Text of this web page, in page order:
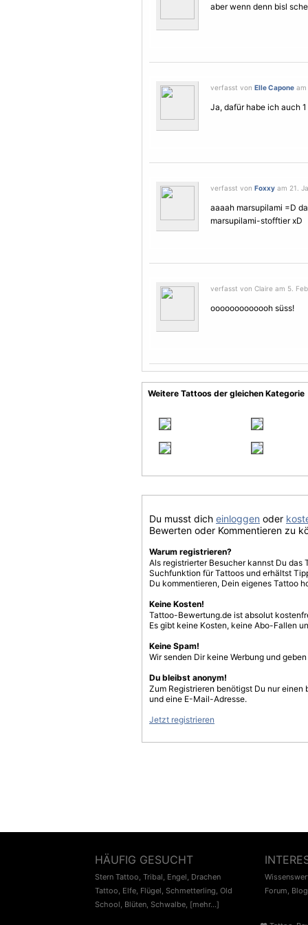
aber wenn denn bisl
verfasst von Elle Capone am
Ja, dafür habe ich auch
verfasst von Foxxy am 21.
aaaah marsupilami =D
marsupilami-stofftier xD
verfasst von Claire am 5.
ooooooooooooh süss!
Weitere Tattoos der gleichen Kategorie
Du musst dich einloggen oder
Bewerten oder Kommentieren zu
Warum registrieren?
Als registrierter Besucher kannst Du
Suchfunktion für Tattoos und erhältst
Du kommentieren, Dein eigenes Tattoo
Keine Kosten!
Tattoo-Bewertung.de ist absolut
Es gibt keine Kosten, keine Abo-Fallen
Keine Spam!
Wir senden Dir keine Werbung und
Du bleibst anonym!
Zum Registrieren benötigst Du nur einen
und eine E-Mail-Adresse.
Jetzt registrieren
HÄUFIG GESUCHT
Stern Tattoo, Tribal, Engel, Drachen
Tattoo, Elfe, Flügel, Schmetterling, Old
School, Blüten, Schwalbe, [mehr...]
Forum, Blog